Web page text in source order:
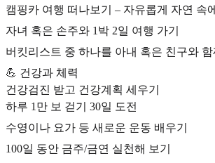
캠핑카 여행 떠나보기 – 자유롭게 자연 속
자녀 혹은 손주와 1박 2일 여행 가기
버킷리스트 중 하나를 아내 혹은 친구와 함
💪 건강과 체력
건강검진 받고 건강계획 세우기
하루 1만 보 걷기 30일 도전
수영이나 요가 등 새로운 운동 배우기
100일 동안 금주/금연 실천해 보기